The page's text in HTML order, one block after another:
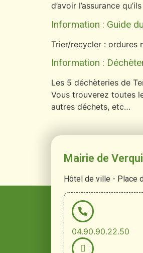
d’avoir l’assurance
Information : Guide
Trier/recycler : ordures
Information :
Les 5 déchèteries de
Vous trouverez toutes
autres déchets, etc…
Mairie de
Hôtel de ville - Place
04.90.90.22.50